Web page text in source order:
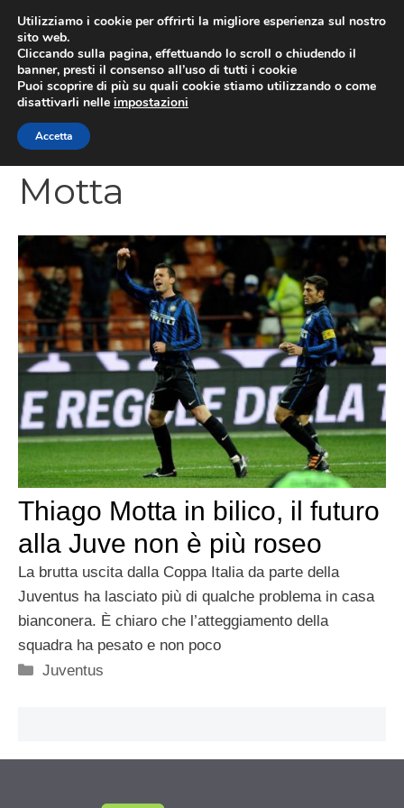
contenuto
Motta
Thiago Motta in bilico, il futuro
alla Juve non è più roseo
La brutta uscita dalla Coppa Italia da parte della
Juventus ha lasciato più di qualche problema in casa
bianconera. È chiaro che l’atteggiamento della
squadra ha pesato e non poco
Categorie
Juventus
Utilizziamo i cookie per offrirti la migliore esperienza sul nostro
sito web.
Cliccando sulla pagina, effettuando lo scroll o chiudendo il
banner, presti il consenso all’uso di tutti i cookie
Puoi scoprire di più su quali cookie stiamo utilizzando o come
disattivarli nelle impostazioni
Accetta